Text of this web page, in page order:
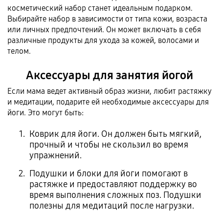
косметический набор станет идеальным подарком.
Выбирайте набор в зависимости от типа кожи, возраста
или личных предпочтений. Он может включать в себя
различные продукты для ухода за кожей, волосами и
телом.
Аксессуары для занятия йогой
Если мама ведет активный образ жизни, любит растяжку
и медитации, подарите ей необходимые аксессуары для
йоги. Это могут быть:
Коврик для йоги. Он должен быть мягкий,
прочный и чтобы не скользил во время
упражнений.
Подушки и блоки для йоги помогают в
растяжке и предоставляют поддержку во
время выполнения сложных поз. Подушки
полезны для медитаций после нагрузки.